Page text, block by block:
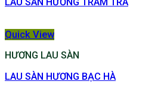
LAU SÀN HƯƠNG TRÀM TRÀ
Quick View
HƯƠNG LAU SÀN
LAU SÀN HƯƠNG BẠC HÀ